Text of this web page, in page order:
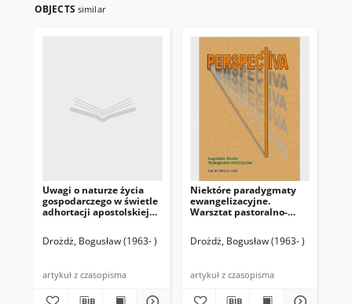
OBJECTS similar
Uwagi o naturze życia
gospodarczego w świetle
adhortacji apostolskiej
Drożdż, Bogusław (1963- )
artykuł z czasopisma
Niektóre paradygmaty
ewangelizacyjne.
Warsztat pastoralno-
Drożdż, Bogusław (1963- )
artykuł z czasopisma